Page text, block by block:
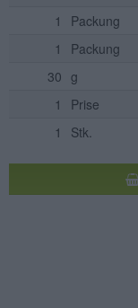
1
Packung
1
Packung
30 g
1
Prise
1
Stk.